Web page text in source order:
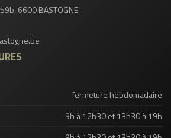
6600 BASTOGNE
fermeture hebdomadaire
9h à 12h30 et 13h30 à 19h